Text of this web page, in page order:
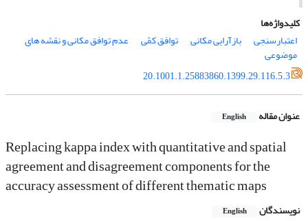
کلیدواژه‌ها
اعتبارسنجی
بازآرایی مکانی توافق کمّی عدم توافق مکانی و نقشه های
موضوعی
20.1001.1.25883860.1399.29.116.5.3
عنوان مقاله English
Replacing kappa index with quantitative and spatial
agreement and disagreement components for the
accuracy assessment of different thematic maps
نویسندگان English